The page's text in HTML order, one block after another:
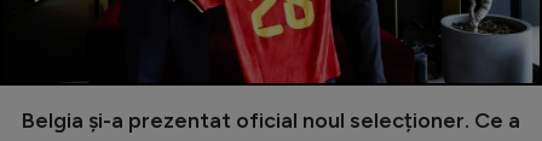
Belgia și-a prezentat oficial noul selecționer. Ce a